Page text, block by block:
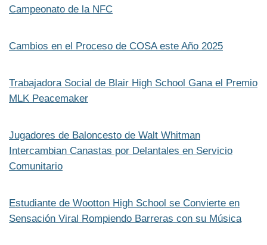
Campeonato de la NFC
Cambios en el Proceso de COSA este Año 2025
Trabajadora Social de Blair High School Gana el Premio
MLK Peacemaker
Jugadores de Baloncesto de Walt Whitman
Intercambian Canastas por Delantales en Servicio
Comunitario
Estudiante de Wootton High School se Convierte en
Sensación Viral Rompiendo Barreras con su Música